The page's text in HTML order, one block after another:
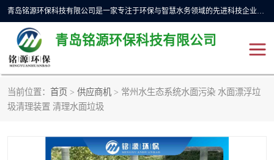
青岛铭源环保科技有限公司是一家专注于环保与智慧水务领域的先进科技企业，公司专注于云智能一体化预制泵站、水务循环利用、海绵城市、云智慧水务开发及新型环保技术研发等领域。铭源环保以为客户提供优质产品、专业技术服务为己任。为客户提供量身定制方案，提供多种配置方案满足实际使用要求。严控供货周期，并提供高标准后期维护。以环保为己任，视质量如生命，以技术做先导，靠诚信赢客户。
青岛铭源环保科技有限公司
当前位置： 首页 > 供应商机 > 常州水生态系统水面污染 水面漂浮垃
圾清理装置 清理水面垃圾
一体化HMPP泵站
智能截流井 智能旋转喷射器